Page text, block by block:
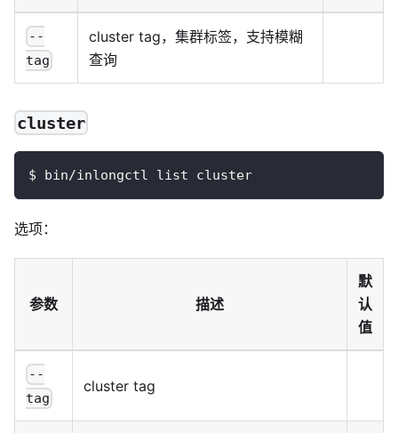
--
tag
cluster tag，集群标签，支持模糊
查询
cluster
$ bin/inlongctl list cluster
选项：
参数 描述
默
认
值
--
tag
cluster tag